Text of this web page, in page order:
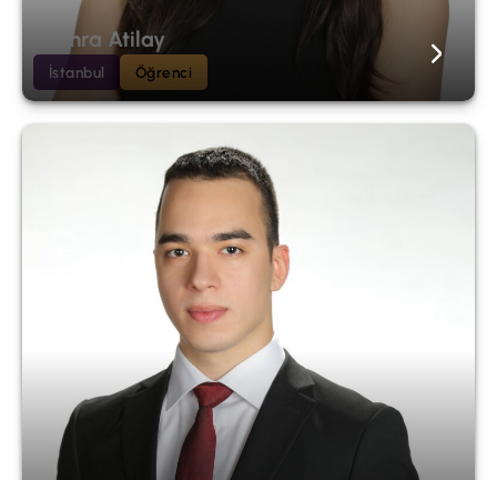
Semra Atilay
İstanbul Öğrenci